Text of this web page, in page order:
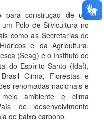
para construção de um
Polo de Silvicultura no
como as Secretarias de
e da Agricultura,
(Seag) e o Instituto de
do Espírito Santo (Idaf),
Clima, Florestas e
renomadas nacionais e
ambiente e clima
de desenvolvimento
de baixo carbono.